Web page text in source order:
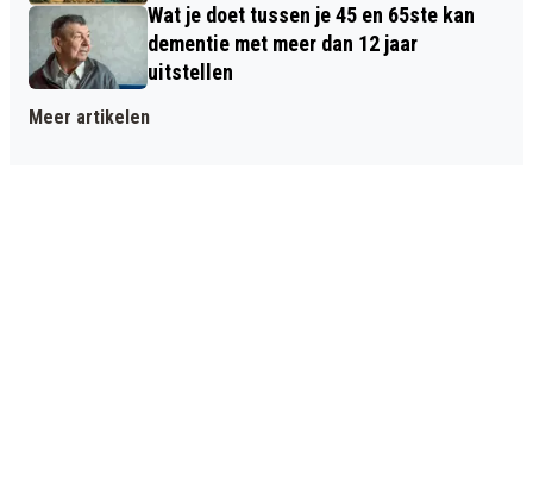
Wat je doet tussen je 45 en 65ste kan
dementie met meer dan 12 jaar
uitstellen
Meer artikelen